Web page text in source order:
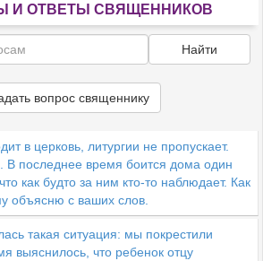
И ОТВЕТЫ СВЯЩЕННИКОВ
Найти
вопрос священнику
в церковь, литургии не пропускает.
В последнее время боится дома один
как будто за ним кто-то наблюдает. Как
объясню с ваших слов.
такая ситуация: мы покрестили
выяснилось, что ребенок отцу